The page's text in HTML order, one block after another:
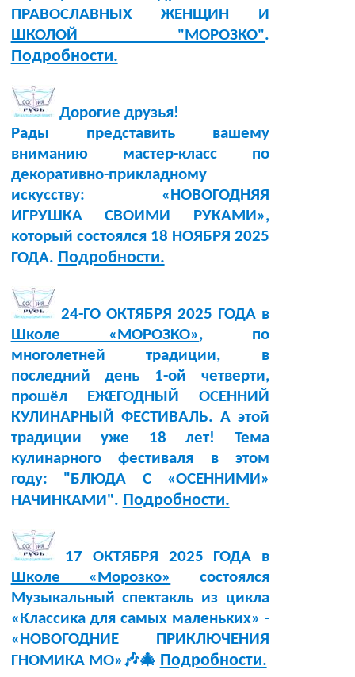
ПРАВОСЛАВНЫХ ЖЕНЩИН И
ШКОЛОЙ "МОРОЗКО".
Подробности.
Дорогие друзья!
Рады представить вашему
вниманию мастер-класс по
декоративно-прикладному
искусству: «НОВОГОДНЯЯ
ИГРУШКА СВОИМИ РУКАМИ»,
который состоялся 18 НОЯБРЯ 2025
ГОДА. Подробности.
24-ГО ОКТЯБРЯ 2025 ГОДА в
Школе «МОРОЗКО», по
многолетней традиции, в
последний день 1-ой четверти,
прошёл ЕЖЕГОДНЫЙ ОСЕННИЙ
КУЛИНАРНЫЙ ФЕСТИВАЛЬ. А этой
традиции уже 18 лет! Тема
кулинарного фестиваля в этом
году: "БЛЮДА С «ОСЕННИМИ»
НАЧИНКАМИ". Подробности.
17 ОКТЯБРЯ 2025 ГОДА в
Школе «Морозко»
состоялся
Музыкальный спектакль из цикла
«Классика для самых маленьких» -
«НОВОГОДНИЕ ПРИКЛЮЧЕНИЯ
ГНОМИКА МО»🎶🎄 Подробности.